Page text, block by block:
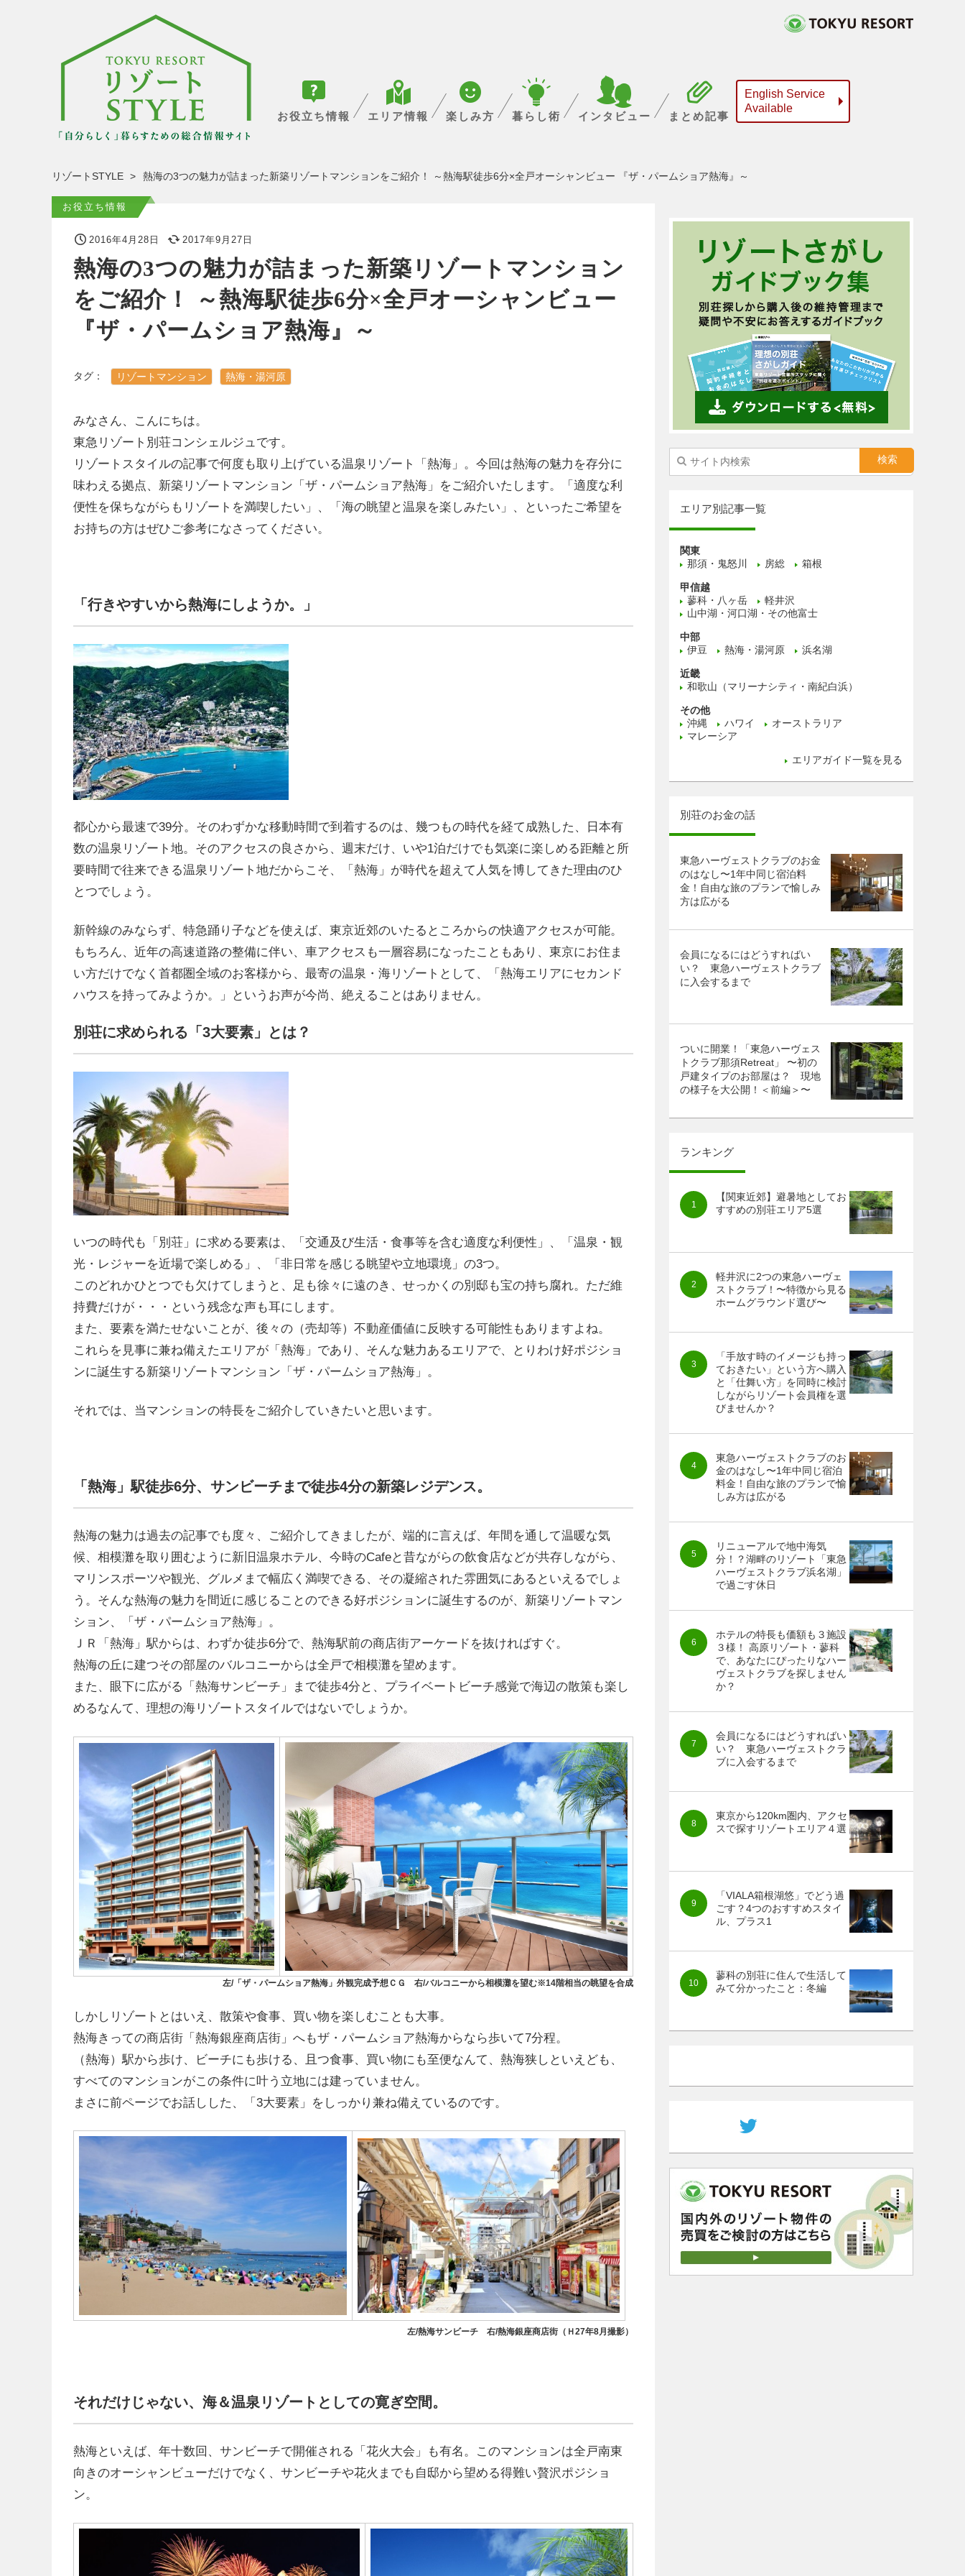
お役立ち情報 エリア情報 楽しみ方 暮らし術 インタビュー まとめ記事
English Service
Available
リゾートSTYLE 熱海の3つの魅力が詰まった新築リゾートマンションをご紹介！ ～熱海駅徒歩6分×全戸オーシャンビュー 『ザ・パームショア熱海』～
2016年4月28日 2017年9月27日
熱海の3つの魅力が詰まった新築リゾートマンション
をご紹介！ ～熱海駅徒歩6分×全戸オーシャンビュー
『ザ・パームショア熱海』～
タグ： リゾートマンション 熱海・湯河原
お役立ち情報
みなさん、こんにちは。
東急リゾート別荘コンシェルジュです。
リゾートスタイルの記事で何度も取り上げている温泉リゾート「熱海」。今回は熱海の魅力を存分に
味わえる拠点、新築リゾートマンション「ザ・パームショア熱海」をご紹介いたします。「適度な利
便性を保ちながらもリゾートを満喫したい」、「海の眺望と温泉を楽しみたい」、といったご希望を
お持ちの方はぜひご参考になさってください。
「行きやすいから熱海にしようか。」
都心から最速で39分。そのわずかな移動時間で到着するのは、幾つもの時代を経て成熟した、日本有
数の温泉リゾート地。そのアクセスの良さから、週末だけ、いや1泊だけでも気楽に楽しめる距離と所
要時間で往来できる温泉リゾート地だからこそ、「熱海」が時代を超えて人気を博してきた理由のひ
とつでしょう。
新幹線のみならず、特急踊り子などを使えば、東京近郊のいたるところからの快適アクセスが可能。
もちろん、近年の高速道路の整備に伴い、車アクセスも一層容易になったこともあり、東京にお住ま
い方だけでなく首都圏全域のお客様から、最寄の温泉・海リゾートとして、「熱海エリアにセカンド
ハウスを持ってみようか。」というお声が今尚、絶えることはありません。
別荘に求められる「 3大要素」とは？
いつの時代も「別荘」に求める要素は、「交通及び生活・食事等を含む適度な利便性」、「温泉・観
光・レジャーを近場で楽しめる」、「非日常を感じる眺望や立地環境」の3つ。
このどれかひとつでも欠けてしまうと、足も徐々に遠のき、せっかくの別邸も宝の持ち腐れ。ただ維
持費だけが・・・という残念な声も耳にします。
また、要素を満たせないことが、後々の（売却等）不動産価値に反映する可能性もありますよね。
これらを見事に兼ね備えたエリアが「熱海」であり、そんな魅力あるエリアで、とりわけ好ポジショ
ンに誕生する新築リゾートマンション「ザ・パームショア熱海」。
それでは、当マンションの特長をご紹介していきたいと思います。
「熱海」駅徒歩6分、サンビーチまで徒歩4分の新築レジデンス。
熱海の魅力は過去の記事でも度々、ご紹介してきましたが、端的に言えば、年間を通して温暖な気
候、相模灘を取り囲むように新旧温泉ホテル、今時のCafeと昔ながらの飲食店などが共存しながら、
マリンスポーツや観光、グルメまで幅広く満喫できる、その凝縮された雰囲気にあるといえるでしょ
う。そんな熱海の魅力を間近に感じることのできる好ポジションに誕生するのが、新築リゾートマン
ション、「ザ・パームショア熱海」。
ＪＲ「熱海」駅からは、わずか徒歩6分で、熱海駅前の商店街アーケードを抜ければすぐ。
熱海の丘に建つその部屋のバルコニーからは全戸で相模灘を望めます。
また、眼下に広がる「熱海サンビーチ」まで徒歩4分と、プライベートビーチ感覚で海辺の散策も楽し
めるなんて、理想の海リゾートスタイルではないでしょうか。
左/「ザ・パームショア熱海」外観完成予想ＣＧ 右/バルコニーから相模灘を望む※14階相当の眺望を合成
しかしリゾートとはいえ、散策や食事、買い物を楽しむことも大事。
熱海きっての商店街「熱海銀座商店街」へもザ・パームショア熱海からなら歩いて7分程。
（熱海）駅から歩け、ビーチにも歩ける、且つ食事、買い物にも至便なんて、熱海狭しといえども、
すべてのマンションがこの条件に叶う立地には建っていません。
まさに前ページでお話しした、「3大要素」をしっかり兼ね備えているのです。
左/熱海サンビーチ 右/熱海銀座商店街（Ｈ27年8月撮影）
それだけじゃない、海＆温泉リゾートとしての寛ぎ空間。
熱海といえば、年十数回、サンビーチで開催される「花火大会」も有名。このマンションは全戸南東
向きのオーシャンビューだけでなく、サンビーチや花火までも自邸から望める得難い贅沢ポジショ
ン。
エリア別記事一覧
関東
那須・鬼怒川
房総 箱根
甲信越
蓼科・八ヶ岳
軽井沢
山中湖・河口湖・その他富士
中部
伊豆
熱海・湯河原 浜名湖
近畿
和歌山（マリーナシティ・南紀白浜）
その他
沖縄
ハワイ
オーストラリア
マレーシア
エリアガイド一覧を見る
別荘のお金の話
東急ハーヴェストクラブのお金
のはなし〜1年中同じ宿泊料
金！自由な旅のプランで愉しみ
方は広がる
会員になるにはどうすればい
い？ 東急ハーヴェストクラブ
に入会するまで
ついに開業！「東急ハーヴェス
トクラブ那須Retreat」 〜初の
戸建タイプのお部屋は？ 現地
の様子を大公開！＜前編＞〜
ランキング
【関東近郊】避暑地としてお
すすめの別荘エリア5選
軽井沢に2つの東急ハーヴェ
ストクラブ！〜特徴から見る
ホームグラウンド選び〜
「手放す時のイメージも持っ
ておきたい」という方へ購入
と「仕舞い方」を同時に検討
しながらリゾート会員権を選
びませんか？
東急ハーヴェストクラブのお
金のはなし〜1年中同じ宿泊
料金！自由な旅のプランで愉
しみ方は広がる
リニューアルで地中海気
分！？湖畔のリゾート「東急
ハーヴェストクラブ浜名湖」
で過ごす休日
ホテルの特長も価額も３施設
３様！ 高原リゾート・蓼科
で、あなたにぴったりなハー
ヴェストクラブを探しません
か？
会員になるにはどうすればい
い？ 東急ハーヴェストクラ
ブに入会するまで
東京から120km圏内、アクセ
スで探すリゾートエリア４選
「VIALA箱根湖悠」でどう過
ごす？4つのおすすめスタイ
ル、プラス1
蓼科の別荘に住んで生活して
みて分かったこと：冬編